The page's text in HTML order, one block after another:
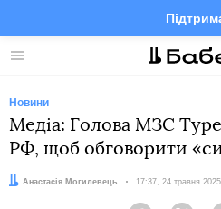
Меню Facebook
Новини
Медіа: Голова МЗС
РФ, щоб обговорити
Автор:
Анастасія Могилевець Дата:
17:37, 24 травня 2025